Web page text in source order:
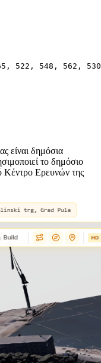
522, 548, 562,
είναι δημόσια
το δημόσιο
Κέντρο Ερευνών της